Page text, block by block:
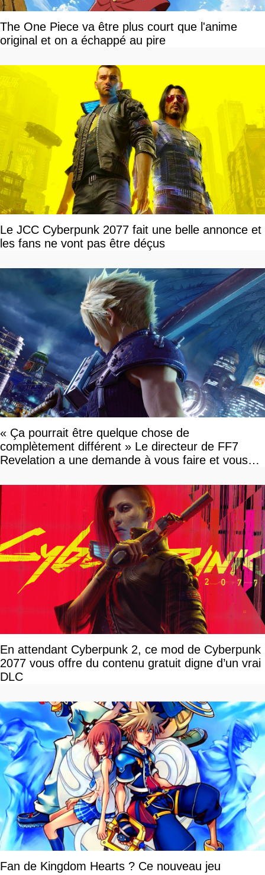
The One Piece va être plus court que l'anime
original et on a échappé au pire
Le JCC Cyberpunk 2077 fait une belle annonce et
les fans ne vont pas être déçus
« Ça pourrait être quelque chose de
complètement différent » Le directeur de FF7
Revelation a une demande à vous faire et vous
En attendant Cyberpunk 2, ce mod de Cyberpunk
2077 vous offre du contenu gratuit digne d’un vrai
DLC
Fan de Kingdom Hearts ? Ce nouveau jeu